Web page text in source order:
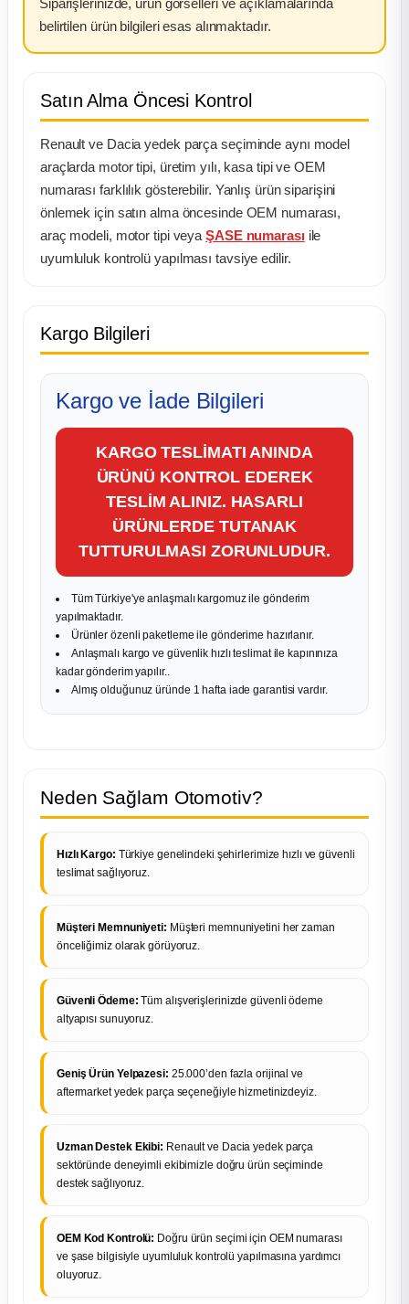
belirtilen ürün bilgileri esas alınmaktadır.
Satın Alma Öncesi Kontrol
Renault ve Dacia yedek parça seçiminde aynı model
araçlarda motor tipi, üretim yılı, kasa tipi ve OEM
numarası farklılık gösterebilir. Yanlış ürün siparişini
önlemek için satın alma öncesinde OEM numarası,
araç modeli, motor tipi veyaŞASE numarasıile
uyumluluk kontrolü yapılması tavsiye edilir.
Kargo Bilgileri
Kargo ve İade Bilgileri
KARGO TESLİMATI ANINDA
ÜRÜNÜ KONTROL EDEREK
TESLİM ALINIZ. HASARLI
ÜRÜNLERDE TUTANAK
TUTTURULMASI ZORUNLUDUR.
Tüm Türkiye'ye anlaşmalı kargomuz ile gönderim
yapılmaktadır.
Ürünler özenli paketleme ile gönderime hazırlanır.
Anlaşmalı kargo ve güvenlik hızlı teslimat ile kapınınıza
kadar gönderim yapılır..
Almış olduğunuz üründe 1 hafta iade garantisi vardır.
Neden Sağlam Otomotiv?
Hızlı Kargo: Türkiye genelindeki şehirlerimize hızlı ve güvenli
teslimat sağlıyoruz.
Müşteri Memnuniyeti: Müşteri memnuniyetini her zaman
önceliğimiz olarak görüyoruz.
Güvenli Ödeme: Tüm alışverişlerinizde güvenli ödeme
altyapısı sunuyoruz.
Geniş Ürün Yelpazesi: 25.000’den fazla orijinal ve
aftermarket yedek parça seçeneğiyle hizmetinizdeyiz.
Uzman Destek Ekibi: Renault ve Dacia yedek parça
sektöründe deneyimli ekibimizle doğru ürün seçiminde
destek sağlıyoruz.
OEM Kod Kontrolü: Doğru ürün seçimi için OEM numarası
ve şase bilgisiyle uyumluluk kontrolü yapılmasına yardımcı
oluyoruz.